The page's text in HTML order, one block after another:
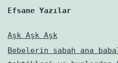
Efsane Yazılar
Aşk Aşk Aşk
Bebelerin sabah ana